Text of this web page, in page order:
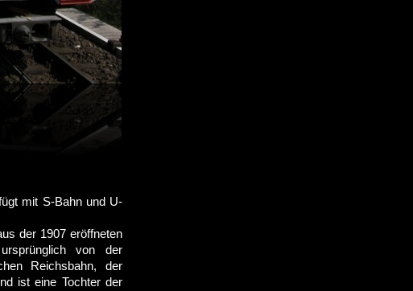
mit S-Bahn und U-
der 1907 eröffneten
von der
Reichsbahn, der
ist eine Tochter der